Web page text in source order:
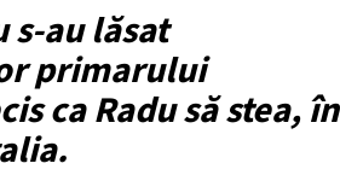
s-au lăsat
primarului
ca Radu să stea, în